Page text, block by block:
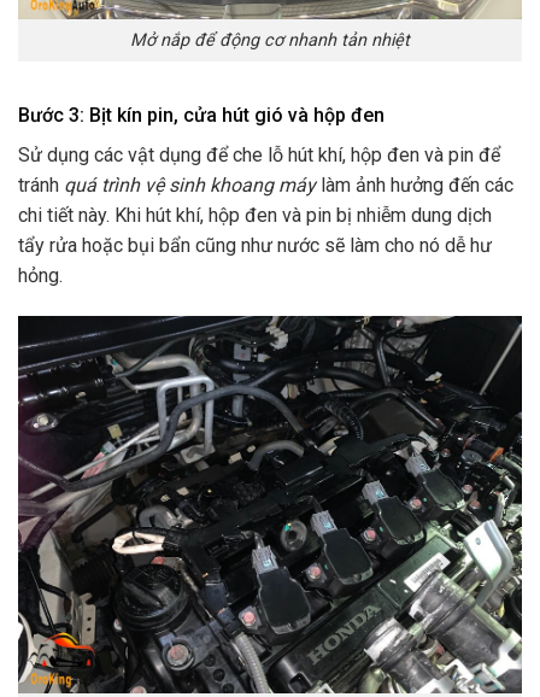
Mở nắp để động cơ nhanh tản nhiệt
Bước 3: Bịt kín pin, cửa hút gió và hộp đen
Sử dụng các vật dụng để che lỗ hút khí, hộp đen và pin để
tránh quá trình vệ sinh khoang máylàm ảnh hưởng đến các
chi tiết này. Khi hút khí, hộp đen và pin bị nhiễm dung dịch
tẩy rửa hoặc bụi bẩn cũng như nước sẽ làm cho nó dễ hư
hỏng.